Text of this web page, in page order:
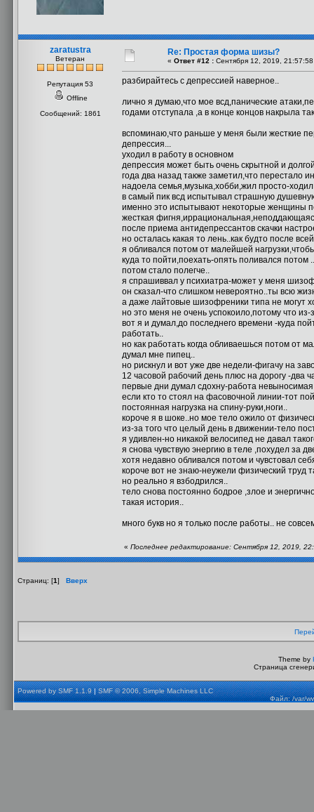
zaratustra
Ветеран
Репутация 53
Offline
Сообщений: 1861
Re: Простая форма шизы?
« Ответ #12 : Сентября 12, 2019,
разбирайтесь с депрессией наверное..
лично я думаю,что мое всд,панические
годами отступала ,а в конце концов накрыла
вспоминаю,что раньше у меня были жесткие
депрессия...
уходил в работу в основном
депрессия может быть очень скрытной и
года два назад также заметил,что перестало
надоела семья,музыка,хобби,жил просто-ходил
в самый пик всд испытывал страшную
именно это испытывают некоторые женщины
жесткая
после приема антидепрессантов скачки
но осталась какая то лень..как будто после
я обливался потом от малейшей
куда то пойти,поехать-опять поливался потом ..
потом стало полегче..
я спрашиввал у психиатра-может у меня
он сказал-что слишком невероятно..ты всю
а даже лайтовые шизофреники типа не могут
но это меня не очень успокоило,потому что
вот я и думал,до последнего времени -куда
работать..
но как работать когда обливаешься потом от
думал мне пипец..
но рискнул и вот уже две недели-фигачу на
12 часовой рабочий день плюс на дорогу -два
первые дни думал сдохну-работа
если кто то стоял на фасовочной линии-тот
постоянная нагрузка на спину-руки,ноги..
короче я в шоке..но мое тело ожило от
из-за того что целый день в движении-тело
я удивлен-но никакой велосипед не давал
я снова чувствую энергию в теле ,похудел за
хотя недавно обливался потом и чувстовал
короче вот не знаю-неужели физический труд
но реально я взбодрился..
тело снова постоянно бодрое ,злое и
такая история..
много букв но я только после работы.. не
« Последнее редактирование: Сентября 12, 2019,
Страниц: [1] Вверх
Theme by
Страница
Powered by SMF 1.1.9|SMF © 2006, Simple Machines LLC
Файл: /var/